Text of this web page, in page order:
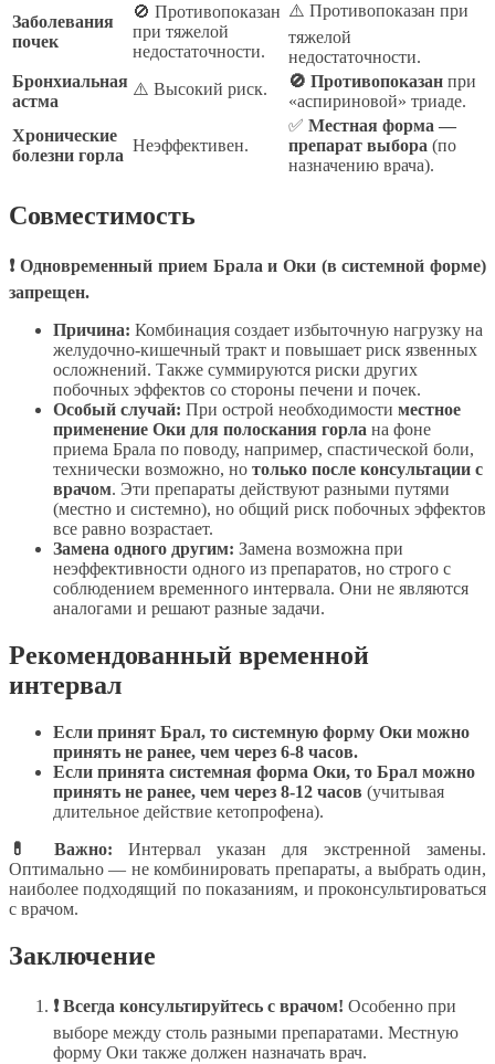
Заболевания
почек
🚫 Противопоказан
при тяжелой
недостаточности.
⚠️ Противопоказан при
тяжелой
недостаточности.
Бронхиальная
астма
⚠️ Высокий риск. 🚫 Противопоказан при
«аспириновой» триаде.
Хронические
болезни горла
Неэффективен.
✅ Местная форма —
препарат выбора (по
назначению врача).
Совместимость
❗ Одновременный прием Брала и Оки (в системной форме)
запрещен.
Причина: Комбинация создает избыточную нагрузку на
желудочно-кишечный тракт и повышает риск язвенных
осложнений. Также суммируются риски других
побочных эффектов со стороны печени и почек.
Особый случай: При острой необходимости местное
применение Оки для полоскания горла на фоне
приема Брала по поводу, например, спастической боли,
технически возможно, но только после консультации с
врачом. Эти препараты действуют разными путями
(местно и системно), но общий риск побочных эффектов
все равно возрастает.
Замена одного другим: Замена возможна при
неэффективности одного из препаратов, но строго с
соблюдением временного интервала. Они не являются
аналогами и решают разные задачи.
Рекомендованный временной
интервал
Если принят Брал, то системную форму Оки можно
принять не ранее, чем через 6-8 часов.
Если принята системная форма Оки, то Брал можно
принять не ранее, чем через 8-12 часов (учитывая
длительное действие кетопрофена).
💊 Важно: Интервал указан для экстренной замены.
Оптимально — не комбинировать препараты, а выбрать один,
наиболее подходящий по показаниям, и проконсультироваться
с врачом.
Заключение
❗ Всегда консультируйтесь с врачом! Особенно при
выборе между столь разными препаратами. Местную
форму Оки также должен назначать врач.